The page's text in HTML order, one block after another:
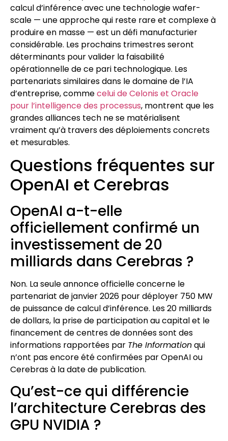
calcul d’inférence avec une technologie wafer-
scale — une approche qui reste rare et complexe à
produire en masse — est un défi manufacturier
considérable. Les prochains trimestres seront
déterminants pour valider la faisabilité
opérationnelle de ce pari technologique. Les
partenariats similaires dans le domaine de l’IA
d’entreprise, commecelui de Celonis et Oracle
pour l’intelligence des processus, montrent que les
grandes alliances tech ne se matérialisent
vraiment qu’à travers des déploiements concrets
et mesurables.
Questions fréquentes sur
OpenAI et Cerebras
OpenAI a-t-elle
officiellement confirmé un
investissement de 20
milliards dans Cerebras ?
Non. La seule annonce officielle concerne le
partenariat de janvier 2026 pour déployer 750 MW
de puissance de calcul d’inférence. Les 20 milliards
de dollars, la prise de participation au capital et le
financement de centres de données sont des
informations rapportées par The Informationqui
n’ont pas encore été confirmées par OpenAI ou
Cerebras à la date de publication.
Qu’est-ce qui différencie
l’architecture Cerebras des
GPU NVIDIA ?